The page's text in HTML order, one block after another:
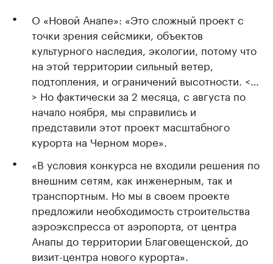
О «Новой Анапе»: «Это сложный проект с
точки зрения сейсмики, объектов
культурного наследия, экологии, потому что
на этой территории сильный ветер,
подтопления, и ограничений высотности. <…
> Но фактически за 2 месяца, с августа по
начало ноября, мы справились и
представили этот проект масштабного
курорта на Черном море».
«В условия конкурса не входили решения по
внешним сетям, как инженерным, так и
транспортным. Но мы в своем проекте
предложили необходимость строительства
аэроэкспресса от аэропорта, от центра
Анапы до территории Благовещенской, до
визит-центра нового курорта».